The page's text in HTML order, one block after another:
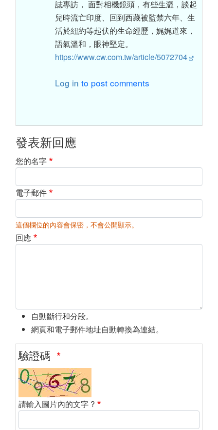
誌專訪， 面對相機鏡頭，有些生澀，談起
兒時流亡印度、回到西藏被監禁六年、生
活於紐約等起伏的生命經歷，娓娓道來，
語氣溫和，眼神堅定。
https://www.cw.com.tw/article/5072704
Log in to post comments
發表新回應
您的名字
電子郵件
這個欄位的內容會保密，不會公開顯示。
回應
自動斷行和分段。
網頁和電子郵件地址自動轉換為連結。
驗證碼
請輸入圖片內的文字 ?